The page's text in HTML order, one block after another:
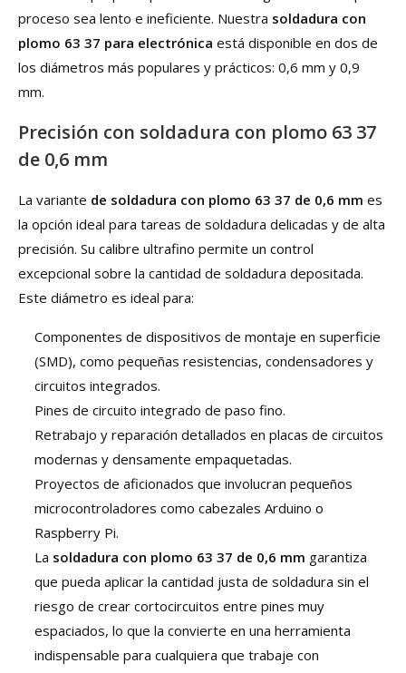
proceso sea lento e ineficiente. Nuestra soldadura con
plomo 63 37 para electrónica está disponible en dos de
los diámetros más populares y prácticos: 0,6 mm y 0,9
mm.
Precisión con soldadura con plomo 63 37
de 0,6 mm
La variante de soldadura con plomo 63 37 de 0,6 mm es
la opción ideal para tareas de soldadura delicadas y de alta
precisión. Su calibre ultrafino permite un control
excepcional sobre la cantidad de soldadura depositada.
Este diámetro es ideal para:
Componentes de dispositivos de montaje en superficie
(SMD), como pequeñas resistencias, condensadores y
circuitos integrados.
Pines de circuito integrado de paso fino.
Retrabajo y reparación detallados en placas de circuitos
modernas y densamente empaquetadas.
Proyectos de aficionados que involucran pequeños
microcontroladores como cabezales Arduino o
Raspberry Pi.
La soldadura con plomo 63 37 de 0,6 mm garantiza
que pueda aplicar la cantidad justa de soldadura sin el
riesgo de crear cortocircuitos entre pines muy
espaciados, lo que la convierte en una herramienta
indispensable para cualquiera que trabaje con